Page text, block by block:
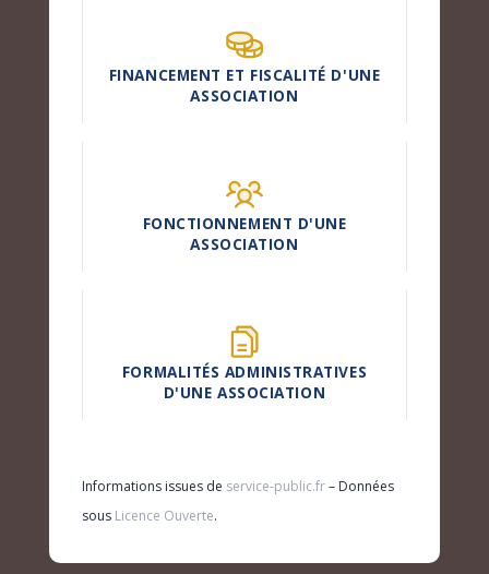
FINANCEMENT ET FISCALITÉ D'UNE
ASSOCIATION
FONCTIONNEMENT D'UNE
ASSOCIATION
FORMALITÉS ADMINISTRATIVES
D'UNE ASSOCIATION
Informations issues de service-public.fr– Données
sous Licence Ouverte.